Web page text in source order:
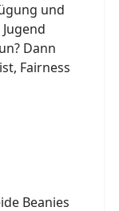
und
Dann
Fairness
Beanies